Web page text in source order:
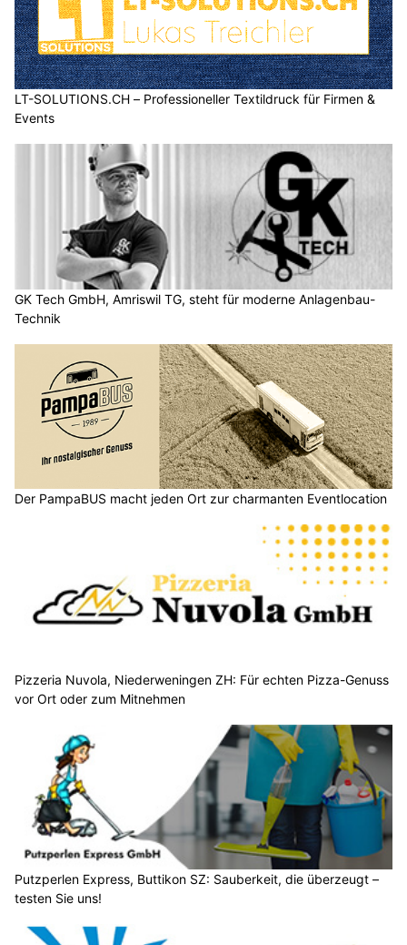
LT-SOLUTIONS.CH – Professioneller Textildruck für Firmen &
Events
GK Tech GmbH, Amriswil TG, steht für moderne Anlagenbau-
Technik
Der PampaBUS macht jeden Ort zur charmanten Eventlocation
Pizzeria Nuvola, Niederweningen ZH: Für echten Pizza-Genuss
vor Ort oder zum Mitnehmen
Putzperlen Express, Buttikon SZ: Sauberkeit, die überzeugt –
testen Sie uns!